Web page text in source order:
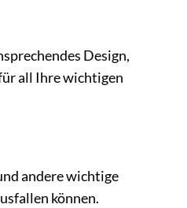
Design,
all Ihre wichtigen
andere wichtige
können.